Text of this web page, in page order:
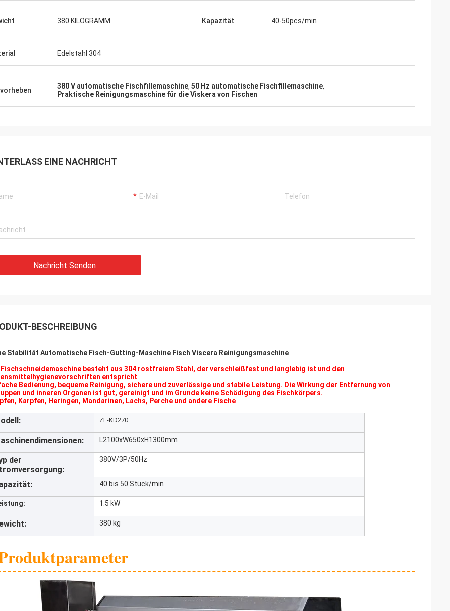
380 KILOGRAMM Kapazität 40-50pcs/min
Edelstahl 304
380 V automatische Fischfillemaschine, 50 Hz automatische Fischfillemaschine,
Praktische Reinigungsmaschine für die Viskera von Fischen
EINE NACHRICHT
Nachricht Senden
BESCHREIBUNG
Stabilität Automatische Fisch-Gutting-Maschine Fisch Viscera Reinigungsmaschine
Fischschneidemaschine besteht aus 304 rostfreiem Stahl, der verschleißfest und langlebig ist und den
entspricht
Bedienung, bequeme Reinigung, sichere und zuverlässige und stabile Leistung. Die Wirkung der Entfernung von
und inneren Organen ist gut, gereinigt und im Grunde keine Schädigung des Fischkörpers.
Karpfen, Heringen, Mandarinen, Lachs, Perche und andere Fische
ZL-KD270
L2100xW650xH1300mm
der
380V/3P/50Hz
40 bis 50 Stück/min
1.5 kW
380 kg